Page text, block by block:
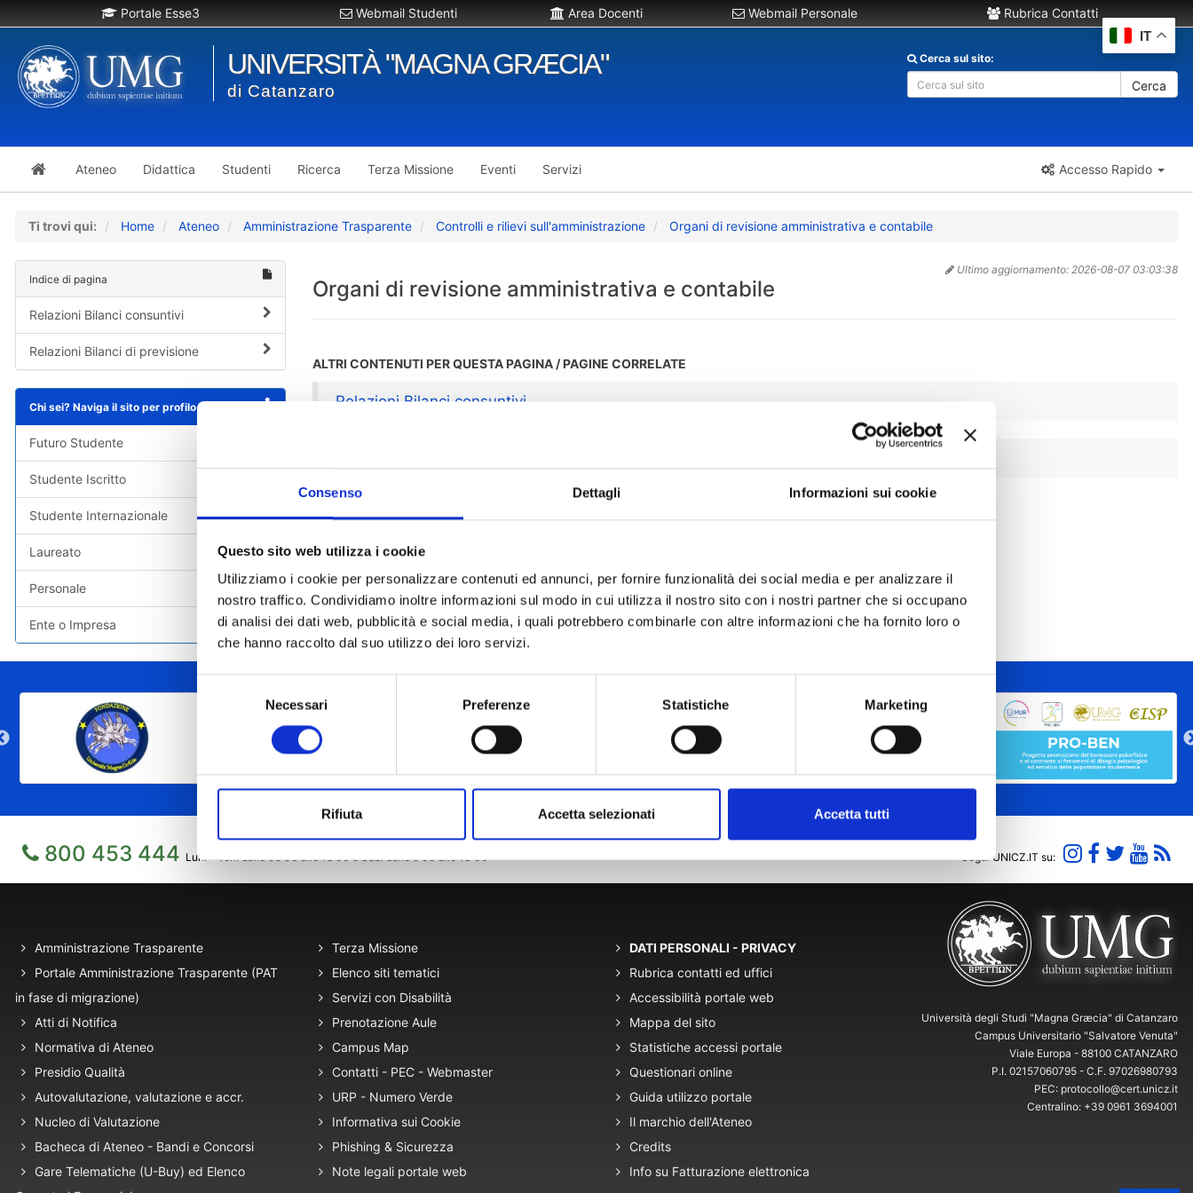
Consenso Dettagli Informazioni sui cookie
Questo sito web utilizza i cookie
Utilizziamo i cookie per personalizzare contenuti ed annunci, per fornire funzionalità dei social media e per analizzare il
nostro traffico. Condividiamo inoltre informazioni sul modo in cui utilizza il nostro sito con i nostri partner che si occupano
di analisi dei dati web, pubblicità e social media, i quali potrebbero combinarle con altre informazioni che ha fornito loro o
che hanno raccolto dal suo utilizzo dei loro servizi.
Necessari Preferenze Statistiche Marketing
Rifiuta Accetta selezionati Accetta tutti
Portale Esse3 Webmail Studenti Area Docenti Webmail Personale Rubrica Contatti
UNIVERSITÀ "MAGNA GRÆCIA"
di Catanzaro
Cerca sul sito:
Cerca
Ateneo Didattica Studenti Ricerca Terza Missione Eventi Servizi Accesso Rapido
Ti trovi qui: Home Ateneo Amministrazione Trasparente Controlli e rilievi sull'amministrazione Organi di revisione amministrativa e contabile
Indice di pagina
Relazioni Bilanci consuntivi
Relazioni Bilanci di previsione
Chi sei? Naviga il sito per profilo
Futuro Studente
Studente Iscritto
Studente Internazionale
Laureato
Personale
Ente o Impresa
Ultimo aggiornamento: 2026-08-07 03:03:38
Organi di revisione amministrativa e contabile
ALTRI CONTENUTI PER QUESTA PAGINA / PAGINE CORRELATE
Relazioni Bilanci consuntivi
800 453 444 Lun. - Ven. dalle 09:00 alle 18:00 e Sab. dalle 9:00 alle 13:00 Segui UNICZ.IT su:
Amministrazione Trasparente
Portale Amministrazione Trasparente (PAT
in fase di migrazione)
Atti di Notifica
Normativa di Ateneo
Presidio Qualità
Autovalutazione, valutazione e accr.
Nucleo di Valutazione
Bacheca di Ateneo - Bandi e Concorsi
Gare Telematiche (U-Buy) ed Elenco
Terza Missione
Elenco siti tematici
Servizi con Disabilità
Prenotazione Aule
Campus Map
Contatti - PEC - Webmaster
URP - Numero Verde
Informativa sui Cookie
Phishing & Sicurezza
Note legali portale web
DATI PERSONALI - PRIVACY
Rubrica contatti ed uffici
Accessibilità portale web
Mappa del sito
Statistiche accessi portale
Questionari online
Guida utilizzo portale
Il marchio dell'Ateneo
Credits
Info su Fatturazione elettronica
Università degli Studi "Magna Græcia" di Catanzaro
Campus Universitario "Salvatore Venuta"
Viale Europa - 88100 CATANZARO
P.I. 02157060795 - C.F. 97026980793
PEC: protocollo@cert.unicz.it
Centralino: +39 0961 3694001
IT